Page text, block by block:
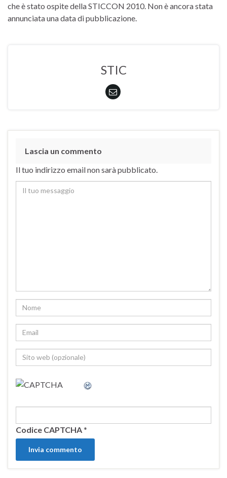
che è stato ospite della STICCON 2010. Non è ancora stata
annunciata una data di pubblicazione.
STIC
Lascia un commento
Il tuo indirizzo email non sarà pubblicato.
Codice CAPTCHA*